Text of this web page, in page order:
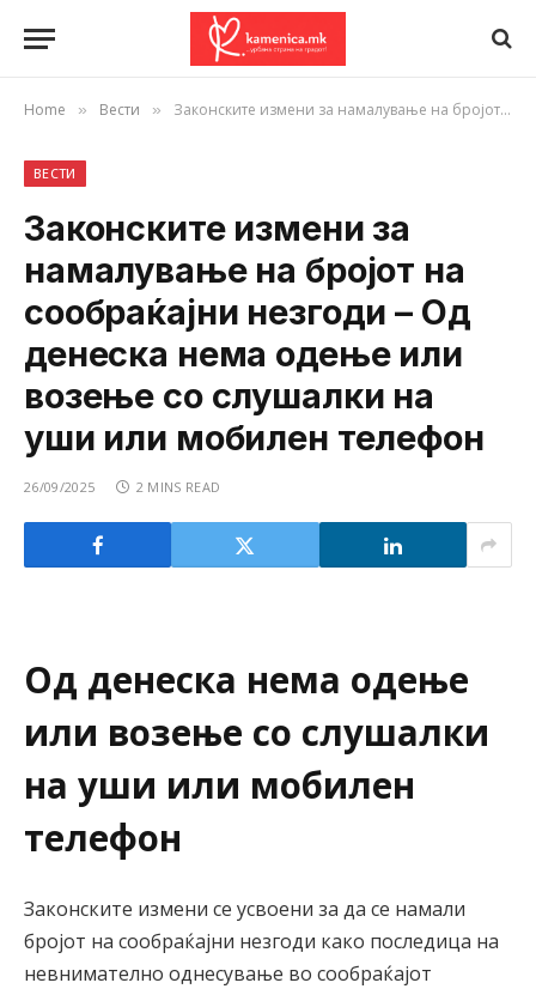
Home » Вести » Законските измени за намалување на бројот на сообраќајни незгоди – Од денеска нема одење или возење со слушалки на уши или мобилен телефон
ВЕСТИ
Законските измени за
намалување на бројот на
сообраќајни незгоди – Од
денеска нема одење или
возење со слушалки на
уши или мобилен телефон
26/09/2025 2 MINS READ
Од денеска нема одење
или возење со слушалки
на уши или мобилен
телефон
Законските измени се усвоени за да се намали
бројот на сообраќајни незгоди како последица на
невнимателно однесување во сообраќајот